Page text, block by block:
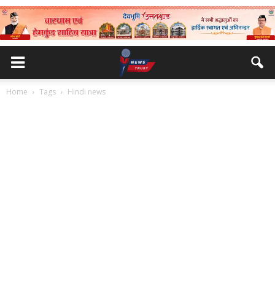
Home Tags Hindi news